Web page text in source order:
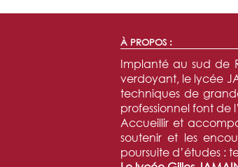
À PROPOS :
Implanté au sud de
verdoyant, le lycée
techniques de
professionnel font de
Accueillir et
soutenir et les
poursuite d’études :